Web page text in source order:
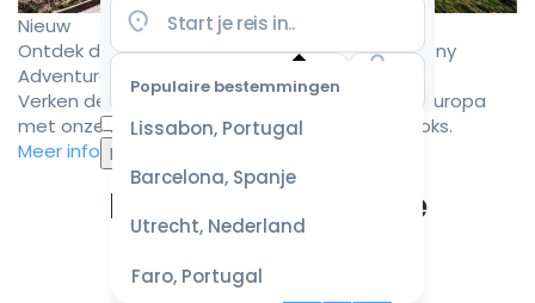
Populaire bestemmingen
Lissabon, Portugal
Barcelona, Spanje
Utrecht, Nederland
Faro, Portugal
Selecteer
datum
voor de
beste
prijzen
Nieuw
Ontdek de mooiste camperroutes met Goboony
Adventures
Verken de mooiste camperbestemmingen in Europa
met onze zorgvuldig samengestelde roadbooks.
Meer informatie
Ervaar de ultieme
campervakantie